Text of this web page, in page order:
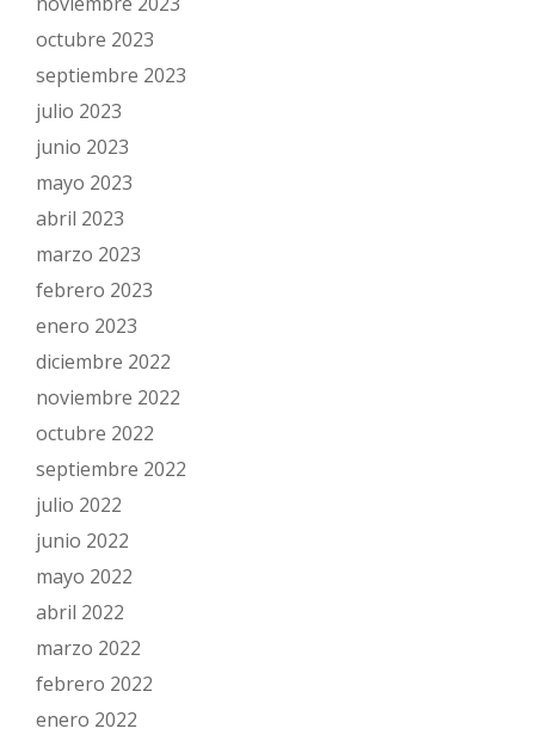
octubre 2023
septiembre 2023
julio 2023
junio 2023
mayo 2023
abril 2023
marzo 2023
febrero 2023
enero 2023
diciembre 2022
noviembre 2022
octubre 2022
septiembre 2022
julio 2022
junio 2022
mayo 2022
abril 2022
marzo 2022
febrero 2022
enero 2022